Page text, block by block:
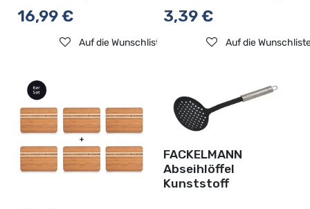
16,99€
Auf die Wunschliste
3,39€
Auf die
FACKELMANN
Abseihlöffel
Kunststoff